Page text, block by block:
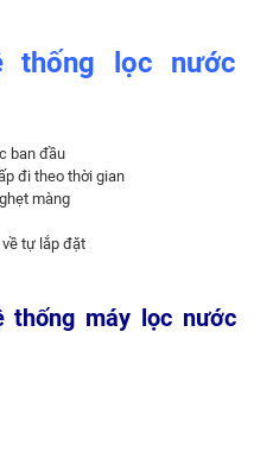
thống lọc nước
ban đầu
đi theo thời gian
màng
tự lắp đặt
thống máy lọc nước